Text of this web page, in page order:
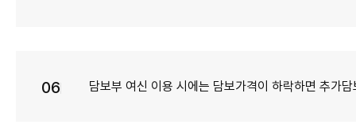
06 담보부 여신 이용 시에는 담보가격이 하락하면 추가